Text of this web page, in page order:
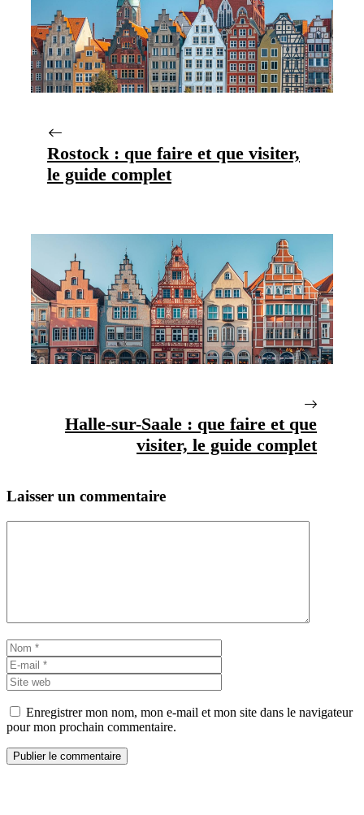
Rostock : que faire et que visiter,
le guide complet
Halle-sur-Saale : que faire et que
visiter, le guide complet
Laisser un commentaire
Nom
mail
web
Enregistrer mon nom, mon e-mail et mon site dans le navigateur
pour mon prochain commentaire.